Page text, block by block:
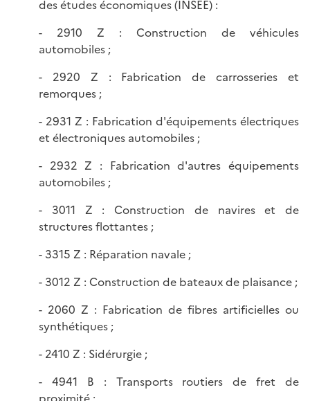
des études économiques (INSEE) :
- 2910 Z : Construction de véhicules
automobiles ;
- 2920 Z : Fabrication de carrosseries et
remorques ;
- 2931 Z : Fabrication d'équipements électriques
et électroniques automobiles ;
- 2932 Z : Fabrication d'autres équipements
automobiles ;
- 3011 Z : Construction de navires et de
structures flottantes ;
- 3315 Z : Réparation navale ;
- 3012 Z : Construction de bateaux de plaisance ;
- 2060 Z : Fabrication de fibres artificielles ou
synthétiques ;
- 2410 Z : Sidérurgie ;
- 4941 B : Transports routiers de fret de